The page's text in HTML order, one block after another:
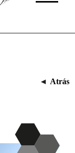
◄ Atrás